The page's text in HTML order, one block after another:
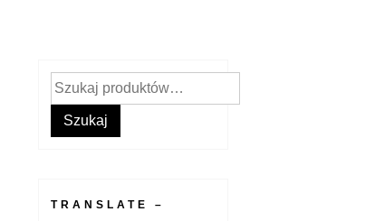
Szukaj:
Szukaj
TRANSLATE –